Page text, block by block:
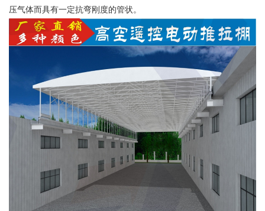
压气体而具有一定抗弯刚度的管状。